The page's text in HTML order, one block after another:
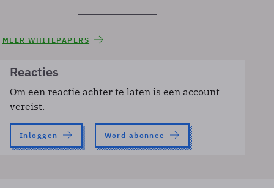
MEER WHITEPAPERS
Reacties
Om een reactie achter te laten is een account
vereist.
Inloggen Word abonnee